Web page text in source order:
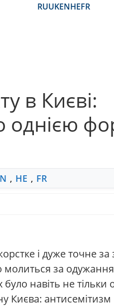
RUUKENHEFR
в Києві:
однією
, HE , FR
і дуже точне
молиться за
навіть не тільки
Києва: